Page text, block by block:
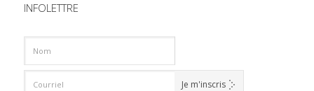
INFOLETTRE